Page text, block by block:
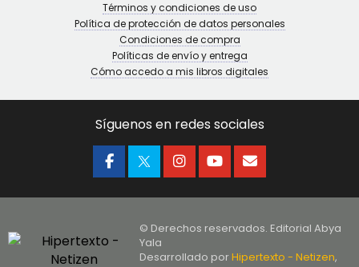
Términos y condiciones de uso
Política de protección de datos personales
Condiciones de compra
Políticas de envío y entrega
Cómo accedo a mis libros digitales
Síguenos en redes sociales
© Derechos reservados. Editorial Abya
Yala
Desarrollado porHipertexto - Netizen,